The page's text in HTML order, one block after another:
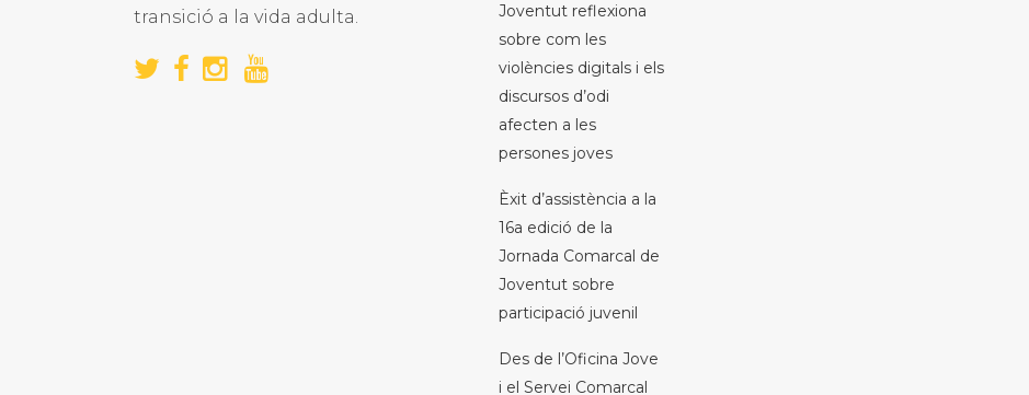
transició a la vida adulta.
Joventut reflexiona
sobre com les
violències digitals i els
discursos d’odi
afecten a les
persones joves
Èxit d’assistència a la
16a edició de la
Jornada Comarcal de
Joventut sobre
participació juvenil
Des de l’Oficina Jove
i el Servei Comarcal